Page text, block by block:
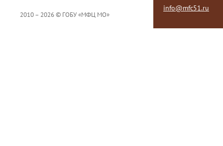
2010 – 2026 © ГОБУ «МФЦ МО»
info@mfc51.ru